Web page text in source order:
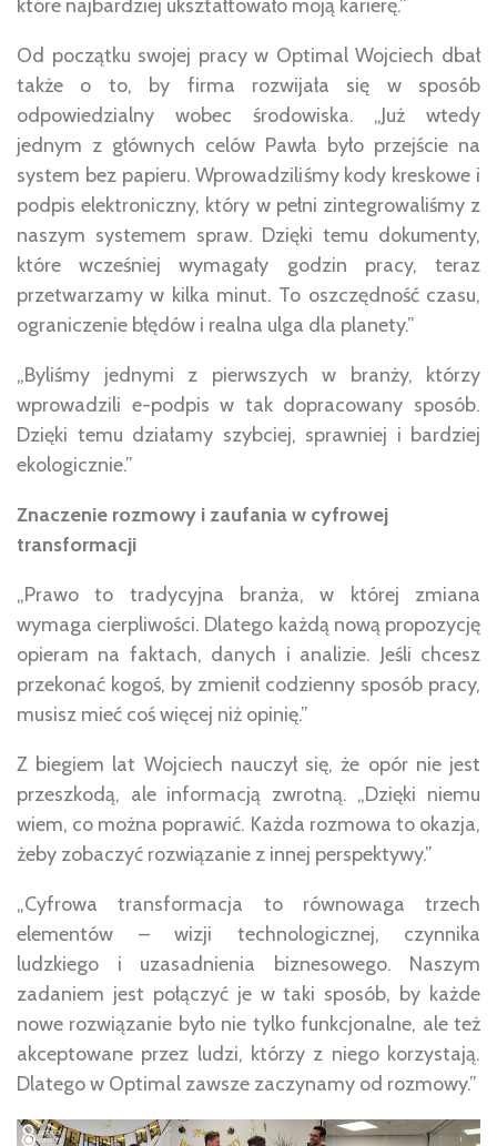
które najbardziej ukształtowało moją karierę.”
Od początku swojej pracy w Optimal Wojciech dbał
także o to, by firma rozwijała się w sposób
odpowiedzialny wobec środowiska. „Już wtedy
jednym z głównych celów Pawła było przejście na
system bez papieru. Wprowadziliśmy kody kreskowe i
podpis elektroniczny, który w pełni zintegrowaliśmy z
naszym systemem spraw. Dzięki temu dokumenty,
które wcześniej wymagały godzin pracy, teraz
przetwarzamy w kilka minut. To oszczędność czasu,
ograniczenie błędów i realna ulga dla planety.”
„Byliśmy jednymi z pierwszych w branży, którzy
wprowadzili e-podpis w tak dopracowany sposób.
Dzięki temu działamy szybciej, sprawniej i bardziej
ekologicznie.”
Znaczenie rozmowy i zaufania w cyfrowej
transformacji
„Prawo to tradycyjna branża, w której zmiana
wymaga cierpliwości. Dlatego każdą nową propozycję
opieram na faktach, danych i analizie. Jeśli chcesz
przekonać kogoś, by zmienił codzienny sposób pracy,
musisz mieć coś więcej niż opinię.”
Z biegiem lat Wojciech nauczył się, że opór nie jest
przeszkodą, ale informacją zwrotną. „Dzięki niemu
wiem, co można poprawić. Każda rozmowa to okazja,
żeby zobaczyć rozwiązanie z innej perspektywy.”
„Cyfrowa transformacja to równowaga trzech
elementów – wizji technologicznej, czynnika
ludzkiego i uzasadnienia biznesowego. Naszym
zadaniem jest połączyć je w taki sposób, by każde
nowe rozwiązanie było nie tylko funkcjonalne, ale też
akceptowane przez ludzi, którzy z niego korzystają.
Dlatego w Optimal zawsze zaczynamy od rozmowy.”